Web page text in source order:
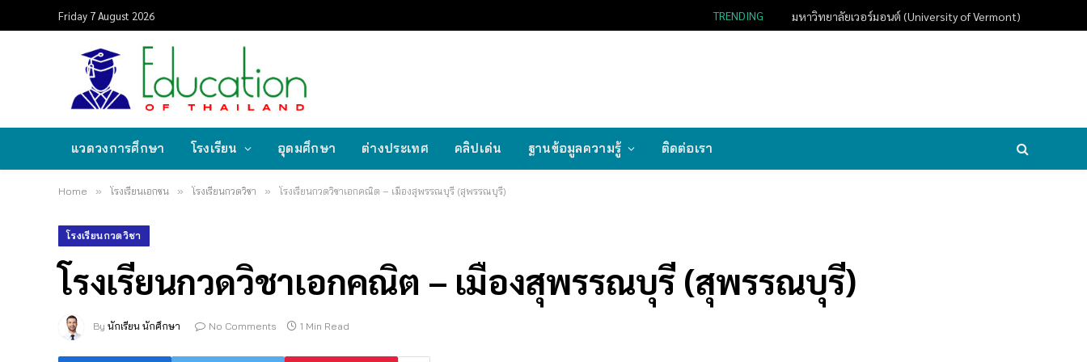
Friday 7 August 2026 TRENDING มหาวิทยาลัยเวอร์มอนต์ (University of Vermont)
แวดวงการศึกษา โรงเรียน อุดมศึกษา ต่างประเทศ คลิปเด่น ฐานข้อมูลความรู้ ติดต่อเรา
Home » โรงเรียนเอกชน » โรงเรียนกวดวิชา » โรงเรียนกวดวิชาเอกคณิต – เมืองสุพรรณบุรี (สุพรรณบุรี)
โรงเรียนกวดวิชา
โรงเรียนกวดวิชาเอกคณิต – เมืองสุพรรณบุรี (สุพรรณบุรี)
By นักเรียน นักศึกษา No Comments 1 Min Read